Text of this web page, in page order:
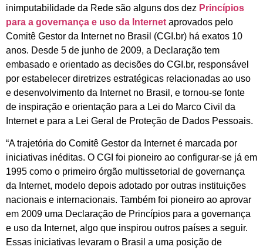
inimputabilidade da Rede são alguns dos dez Princípios
para a governança e uso da Internet aprovados pelo
Comitê Gestor da Internet no Brasil (CGI.br) há exatos 10
anos. Desde 5 de junho de 2009, a Declaração tem
embasado e orientado as decisões do CGI.br, responsável
por estabelecer diretrizes estratégicas relacionadas ao uso
e desenvolvimento da Internet no Brasil, e tornou-se fonte
de inspiração e orientação para a Lei do Marco Civil da
Internet e para a Lei Geral de Proteção de Dados Pessoais.
“A trajetória do Comitê Gestor da Internet é marcada por
iniciativas inéditas. O CGI foi pioneiro ao configurar-se já em
1995 como o primeiro órgão multissetorial de governança
da Internet, modelo depois adotado por outras instituições
nacionais e internacionais. Também foi pioneiro ao aprovar
em 2009 uma Declaração de Princípios para a governança
e uso da Internet, algo que inspirou outros países a seguir.
Essas iniciativas levaram o Brasil a uma posição de